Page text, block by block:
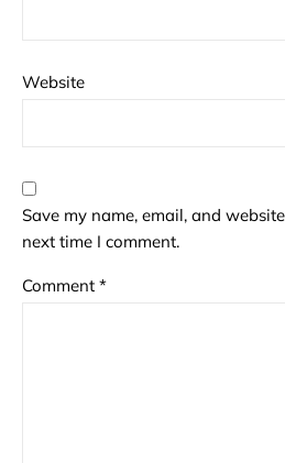
Website
Save my name, email, and
next time I comment.
Comment *